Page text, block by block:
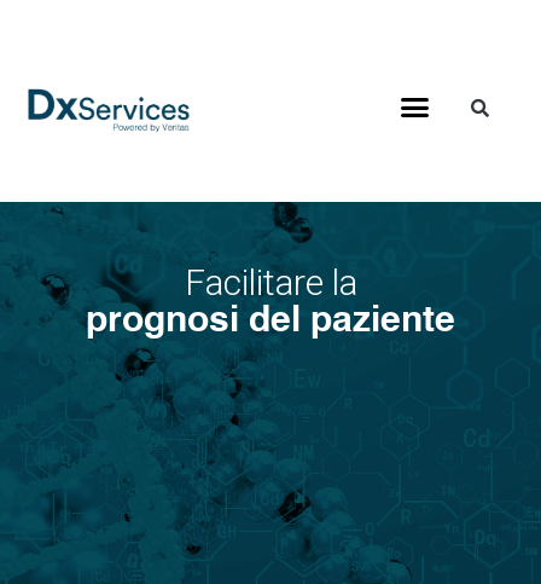
Facilitare la
prognosi del paziente